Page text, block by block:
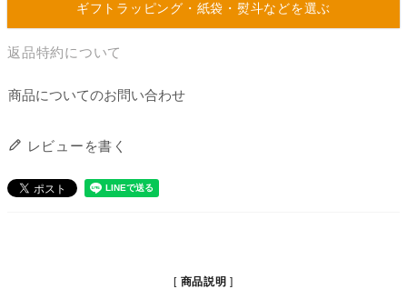
ギフトラッピング・紙袋・熨斗などを選ぶ
返品特約について
商品についてのお問い合わせ
レビューを書く
商品説明